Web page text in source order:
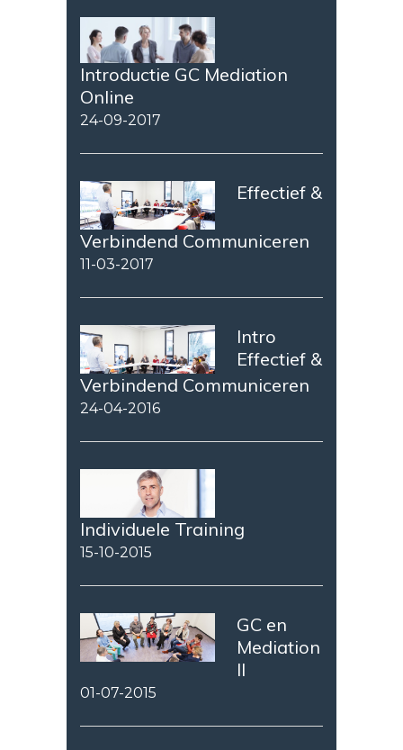
Introductie GC Mediation
Online
24-09-2017
Effectief &
Verbindend Communiceren
11-03-2017
Intro
Effectief &
Verbindend Communiceren
24-04-2016
Individuele Training
15-10-2015
GC en
Mediation
II
01-07-2015